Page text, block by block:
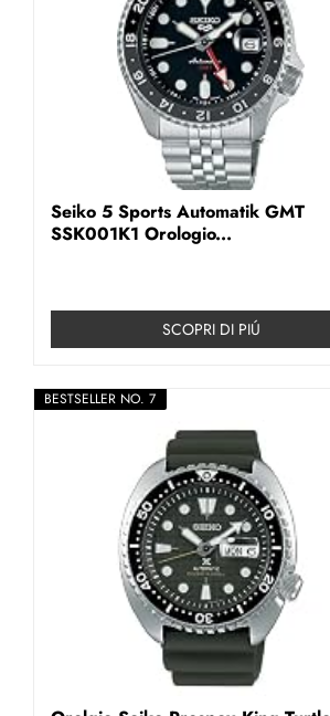
Seiko 5 Sports Automatik GMT
SSK001K1 Orologio...
SCOPRI DI PIÚ
BESTSELLER NO. 7